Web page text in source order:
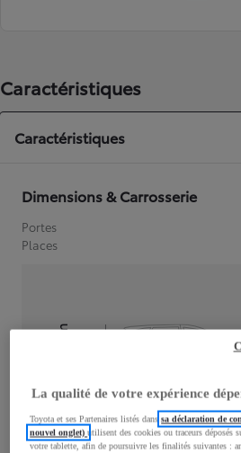
Caractéristiques
Caractéristiques
Dimensions & Carrosserie
Portes
Places
mm
La qualité de votre expérience
Toyota et ses Partenaires listés danssa déclaration de
nouvel onglet)utilisent des cookies ou traceurs déposés
votre tablette, afin de poursuivre les finalités suivantes :